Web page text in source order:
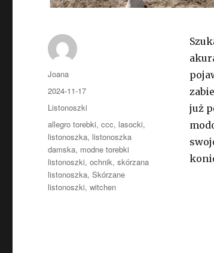
już
Autor
Joana
Opublikowano
2024-11-17
Kategorie
Listonoszki
Tagi
allegro torebki,ccc, lasocki,
listonoszka, listonoszka
damska, modne torebki
listonoszki,ochnik,skórzana
listonoszka,Skórzane
listonoszki,witchen